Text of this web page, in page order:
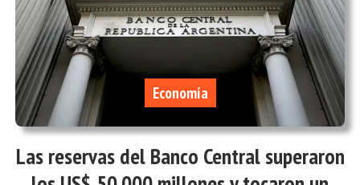
Las reservas del Banco Central superaron
Economía